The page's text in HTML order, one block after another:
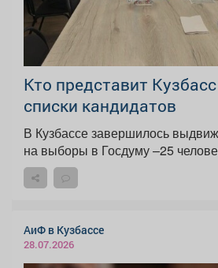
Кто представит
списки кандидатов
В Кузбассе завершилось
АиФ в Кузбассе
28.07.2026